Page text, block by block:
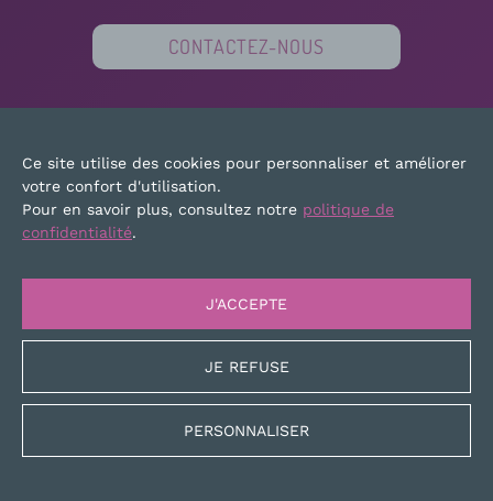
CONTACTEZ-NOUS
PLAN DU SITE MENTIONS LÉGALES
Ce site utilise des cookies pour personnaliser et améliorer
votre confort d'utilisation.
Pour en savoir plus, consultez notre politique de
confidentialité.
J'ACCEPTE
JE REFUSE
PERSONNALISER